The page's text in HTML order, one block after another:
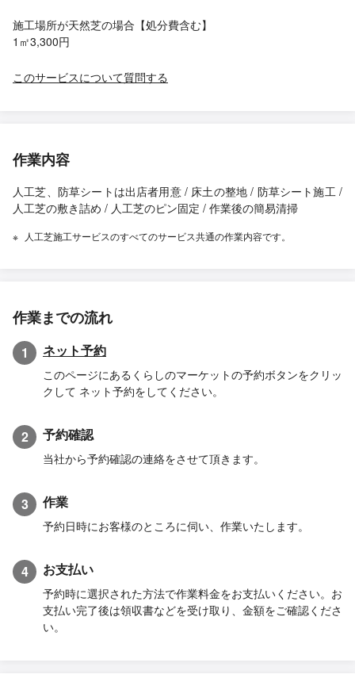
施工場所が天然芝の場合【処分費含む】
1㎡3,300円
このサービスについて質問する
作業内容
人工芝、防草シートは出店者用意 / 床土の整地 / 防草シート施工 /
人工芝の敷き詰め / 人工芝のピン固定 / 作業後の簡易清掃
人工芝施工サービスのすべてのサービス共通の作業内容です。
作業までの流れ
1 ネット予約
このページにあるくらしのマーケットの予約ボタンをクリッ
クして ネット予約をしてください。
2 予約確認
当社から予約確認の連絡をさせて頂きます。
3 作業
予約日時にお客様のところに伺い、作業いたします。
4 お支払い
予約時に選択された方法で作業料金をお支払いください。お
支払い完了後は領収書などを受け取り、金額をご確認くださ
い。